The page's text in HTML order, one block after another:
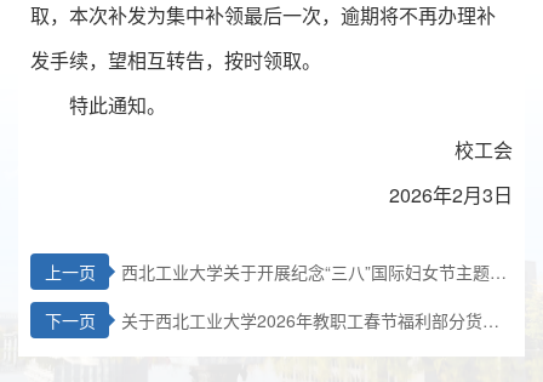
取，本次补发为集中补领最后一次，逾期将不再办理补
发手续，望相互转告，按时领取。
特此通知。
校工会
2026年2月3日
上一页
西北工业大学关于开展纪念“三八”国际妇女节主题系
列活动的通知
下一页
关于西北工业大学2026年教职工春节福利部分货品